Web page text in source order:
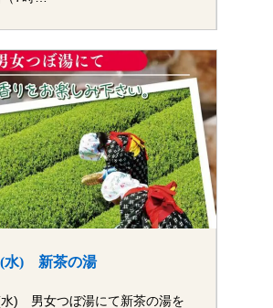
水) 新茶の湯
) 男女つぼ湯にて新茶の湯を